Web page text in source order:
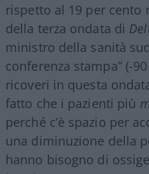
rispetto al 19 per cento
della terza ondata di
ministro della sanità
conferenza stampa” (-
ricoveri in questa
fatto che i pazienti più
perché c’è spazio per
una diminuzione della
hanno bisogno di